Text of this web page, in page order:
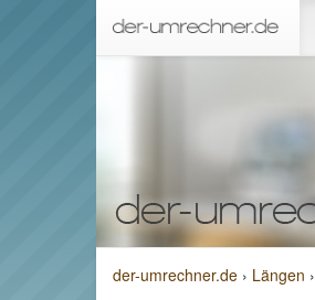
der-umrechner.de › Längen ›